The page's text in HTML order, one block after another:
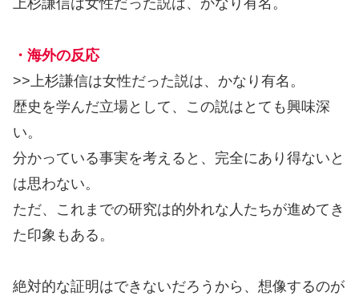
上杉謙信は女性だった説は、かなり有名。
・海外の反応
>>上杉謙信は女性だった説は、かなり有名。
歴史を学んだ立場として、この説はとても興味深
い。
分かっている事実を考えると、完全にあり得ないと
は思わない。
ただ、これまでの研究は的外れな人たちが進めてき
た印象もある。
絶対的な証明はできないだろうから、想像するのが